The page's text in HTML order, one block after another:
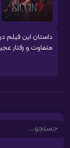
داستان این فیلم
متفاوت و رفتار
Search